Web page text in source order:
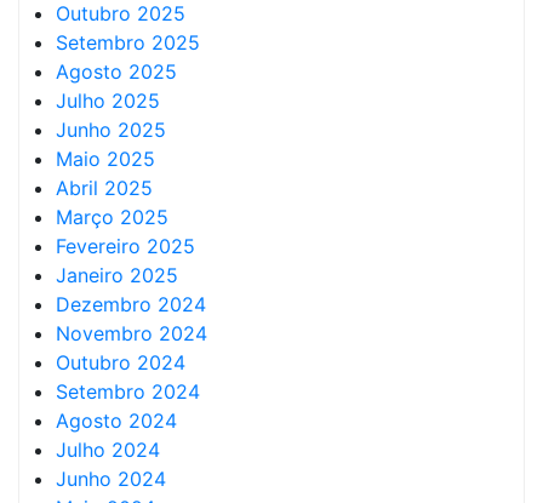
Outubro 2025
Setembro 2025
Agosto 2025
Julho 2025
Junho 2025
Maio 2025
Abril 2025
Março 2025
Fevereiro 2025
Janeiro 2025
Dezembro 2024
Novembro 2024
Outubro 2024
Setembro 2024
Agosto 2024
Julho 2024
Junho 2024